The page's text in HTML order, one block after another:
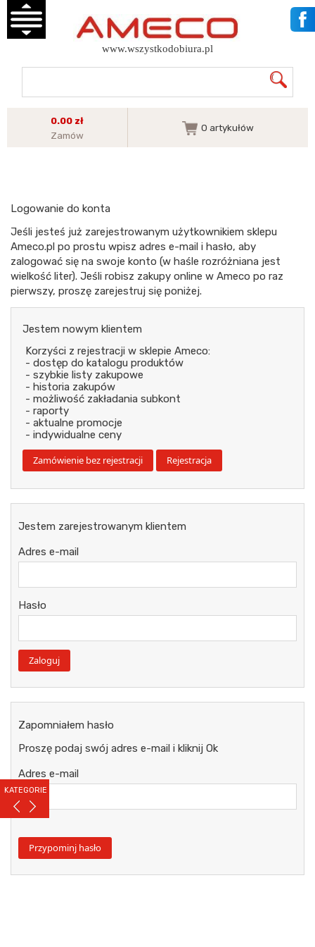
KATEGORIE
www.wszystkodobiura.pl
0.00 zł
Zamów
0 artykułów
Logowanie do konta
Jeśli jesteś już zarejestrowanym użytkownikiem sklepu
Ameco.pl po prostu wpisz adres e-mail i hasło, aby
zalogować się na swoje konto (w haśle rozróżniana jest
wielkość liter). Jeśli robisz zakupy online w Ameco po raz
pierwszy, proszę zarejestruj się poniżej.
Jestem nowym klientem
Korzyści z rejestracji w sklepie Ameco:
- dostęp do katalogu produktów
- szybkie listy zakupowe
- historia zakupów
- możliwość zakładania subkont
- raporty
- aktualne promocje
- indywidualne ceny
Jestem zarejestrowanym klientem
Adres e-mail
Hasło
Zapomniałem hasło
Proszę podaj swój adres e-mail i kliknij Ok
Adres e-mail